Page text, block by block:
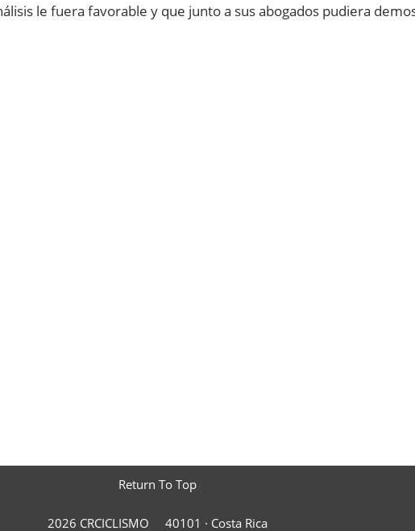
le fuera favorable y que junto a sus abogados pudiera
Return To Top
2026 CRCICLISMO 40101 · Costa Rica